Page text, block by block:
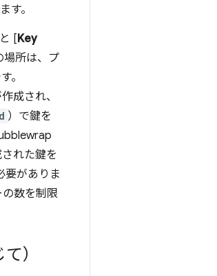
す。
[Key
場所は、プ
。
成され、
）で鍵を
れた鍵を
要がありま
数を制限
）